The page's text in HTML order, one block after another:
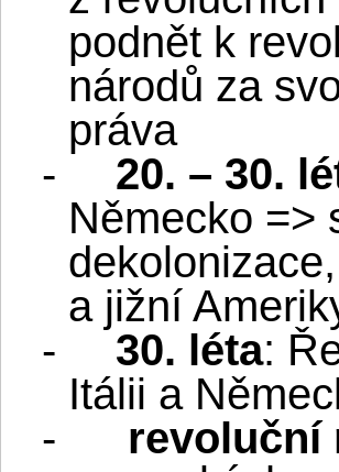
podnět k
národů za
práva
-
20. – 30.
Německo =>
a jižní
-
30. léta:
Itálii a
-
revoluční